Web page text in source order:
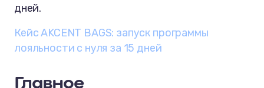
дней.
Кейс AKCENT BAGS: запуск программы
лояльности с нуля за 15 дней
Главное